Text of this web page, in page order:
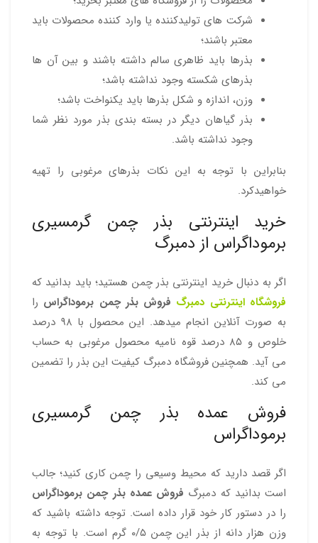
شرکت های تولیدکننده یا وارد کننده محصولات باید
معتبر باشند؛
بذرها باید ظاهری سالم داشته باشند و بین آن ها
بذرهای شکسته وجود نداشته باشد؛
وزن، اندازه و شکل بذرها باید یکنواخت باشد؛
بذر گیاهان دیگر در بسته بندی بذر مورد نظر شما
وجود نداشته باشد.
بنابراین با توجه به این نکات بذرهای مرغوبی را تهیه
خواهیدکرد.
خرید اینترنتی بذر چمن گرمسیری
برموداگراس از دمبرگ
اگر به دنبال خرید اینترنتی بذر چمن هستید؛ باید بدانید که
فروشگاه اینترنتی دمبرگ فروش بذر چمن برموداگراس را
به صورت آنلاین انجام میدهد. این محصول با ۹۸ درصد
خلوص و ۸۵ درصد قوه نامیه محصول مرغوبی به حساب
می آید. همچنین فروشگاه دمبرگ کیفیت این بذر را تضمین
می کند.
فروش عمده بذر چمن گرمسیری
برموداگراس
اگر قصد دارید که محیط وسیعی را چمن کاری کنید؛ جالب
است بدانید که دمبرگ فروش عمده بذر چمن برموداگراس
را در دستور کار خود قرار داده است. توجه داشته باشید که
وزن هزار دانه از بذر این چمن ۰/۵ گرم است. با توجه به